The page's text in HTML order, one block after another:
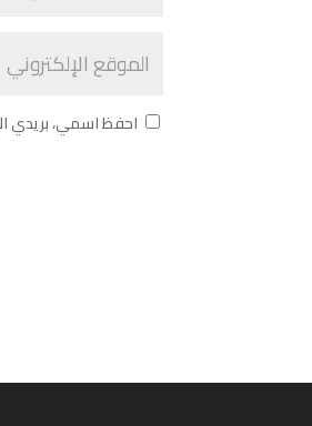
احفظ اسمي، بريدي